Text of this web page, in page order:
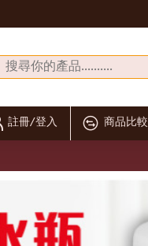
註冊/登入 商品比較